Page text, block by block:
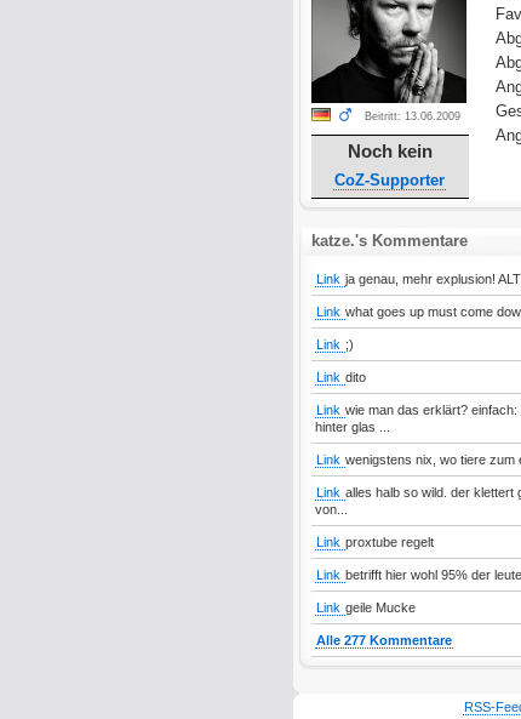
Beitritt: 13.06.2009
Noch kein
CoZ-Supporter
katze.'s Kommentare
Link ja genau, mehr explusion!
Link what goes up must come
Link ;)
Link dito
Link wie man das erklärt?
hinter glas ...
Link wenigstens nix, wo tiere zum
Link alles halb so wild. der klettert
von...
Link proxtube regelt
Link betrifft hier wohl 95% der leute
Link geile Mucke
Alle 277 Kommentare
RSS-